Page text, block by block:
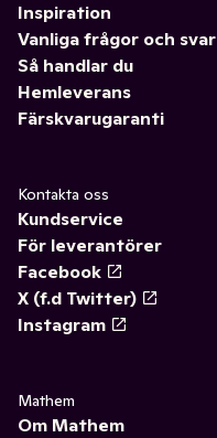
Inspiration
Vanliga frågor och svar
Så handlar du
Hemleverans
Färskvarugaranti
Kontakta oss
Kundservice
För leverantörer
Facebook
X (f.d Twitter)
Instagram
Mathem
Om Mathem